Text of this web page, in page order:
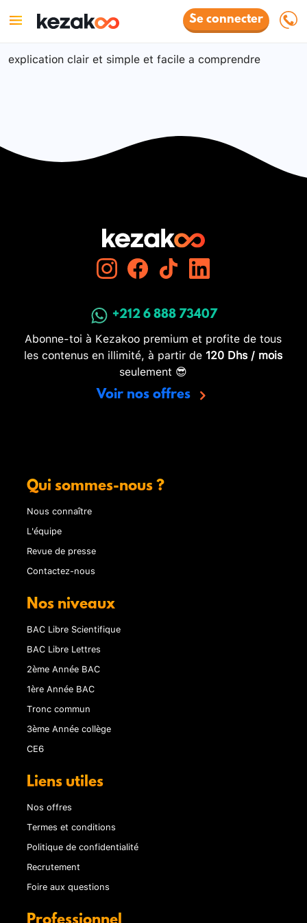
Se connecter
explication clair et simple et facile a comprendre
+212 6 888 73407
Abonne-toi à Kezakoo premium et profite de tous
les contenus en illimité, à partir de 120 Dhs / mois
seulement 😎
Voir nos offres
Qui sommes-nous ?
Nous connaître
L'équipe
Revue de presse
Contactez-nous
Nos niveaux
BAC Libre Scientifique
BAC Libre Lettres
2ème Année BAC
1ère Année BAC
Tronc commun
3ème Année collège
CE6
Liens utiles
Nos offres
Termes et conditions
Politique de confidentialité
Recrutement
Foire aux questions